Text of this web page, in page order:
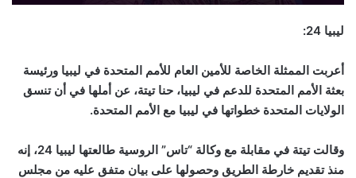
ليبيا 24:
أعربت الممثلة الخاصة للأمين العام للأمم المتحدة في ليبيا ورئيسة
بعثة الأمم المتحدة للدعم في ليبيا، حنا تيتة، عن أملها في أن تنسق
الولايات المتحدة خطواتها في ليبيا مع الأمم المتحدة.
وقالت تيتة في مقابلة مع وكالة “تاس” الروسية طالعتها ليبيا 24، إنه
منذ تقديم خارطة الطريق وحصولها على بيان متفق عليه من مجلس